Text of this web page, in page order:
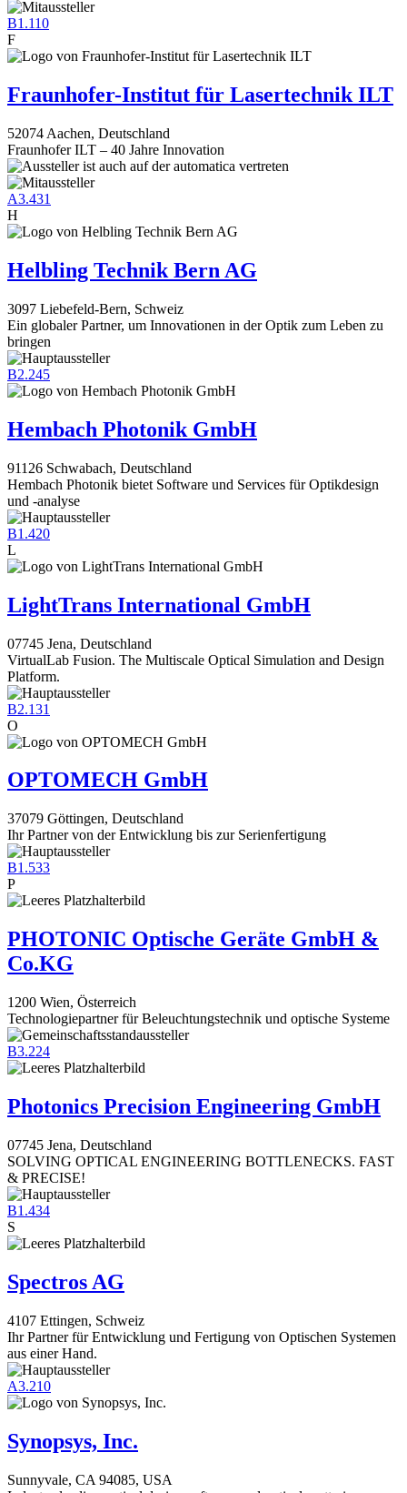
B1.110
F
Fraunhofer-Institut für Lasertechnik ILT
52074 Aachen, Deutschland
Fraunhofer ILT – 40 Jahre Innovation
A3.431
H
Helbling Technik Bern AG
3097 Liebefeld-Bern, Schweiz
Ein globaler Partner, um Innovationen in der Optik zum Leben zu
bringen
B2.245
Hembach Photonik GmbH
91126 Schwabach, Deutschland
Hembach Photonik bietet Software und Services für Optikdesign
und -analyse
B1.420
L
LightTrans International GmbH
07745 Jena, Deutschland
VirtualLab Fusion. The Multiscale Optical Simulation and Design
Platform.
B2.131
O
OPTOMECH GmbH
37079 Göttingen, Deutschland
Ihr Partner von der Entwicklung bis zur Serienfertigung
B1.533
P
PHOTONIC Optische Geräte GmbH &
Co.KG
1200 Wien, Österreich
Technologiepartner für Beleuchtungstechnik und optische Systeme
B3.224
Photonics Precision Engineering GmbH
07745 Jena, Deutschland
SOLVING OPTICAL ENGINEERING BOTTLENECKS. FAST
& PRECISE!
B1.434
S
Spectros AG
4107 Ettingen, Schweiz
Ihr Partner für Entwicklung und Fertigung von Optischen Systemen
aus einer Hand.
A3.210
Synopsys, Inc.
Sunnyvale, CA 94085, USA